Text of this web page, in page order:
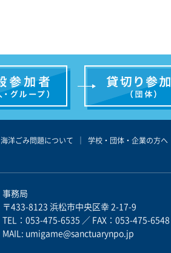
海洋ごみ問題について ｜ 学校・団体・企業の方へ
事務局
〒433-8123 浜松市中央区幸 2-17-9
TEL：053-475-6535 ／ FAX：053-475-6548
MAIL: umigame@sanctuarynpo.jp